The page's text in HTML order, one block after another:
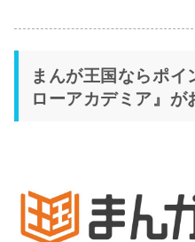
まんが王国ならポ
ローアカデミア』が